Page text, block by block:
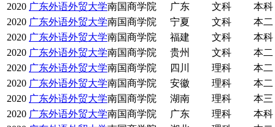
2020 广东外语外贸大学南国商学院 广东 文科
本科
2020 广东外语外贸大学南国商学院 宁夏 文科
本二
2020 广东外语外贸大学南国商学院 福建 文科
本科
2020 广东外语外贸大学南国商学院 贵州 文科
本二
2020 广东外语外贸大学南国商学院 四川 理科
本二
2020 广东外语外贸大学南国商学院 安徽 理科
本二
2020 广东外语外贸大学南国商学院 湖南 理科
本三
2020 广东外语外贸大学南国商学院 广东 理科
本科